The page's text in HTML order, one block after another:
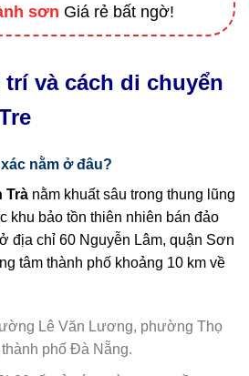
sơn Giá rẻ bất ngờ!
và cách di chuyển
nằm ở đâu?
Trà nằm khuất sâu trong thung lũng
khu bảo tồn thiên nhiên bán đảo
địa chỉ 60 Nguyễn Lâm, quận Sơn
tâm thành phố khoảng 10 km về
Lê Văn Lương, phường Thọ
phố Đà Nẵng.